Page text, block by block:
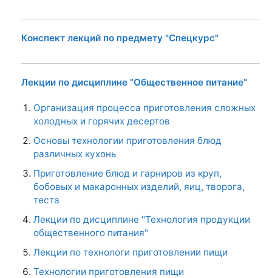
Конспект лекций по предмету "Спецкурс"
Лекции по дисциплине "Общественное питание"
Организация процесса приготовления сложных
холодных и горячих десертов
Основы технологии приготовления блюд
различных кухонь
Приготовление блюд и гарниров из круп,
бобовых и макаронных изделий, яиц, творога,
теста
Лекции по дисциплине "Технология продукции
общественного питания"
Лекции по технологи приготовлении пищи
Технологии приготовления пищи